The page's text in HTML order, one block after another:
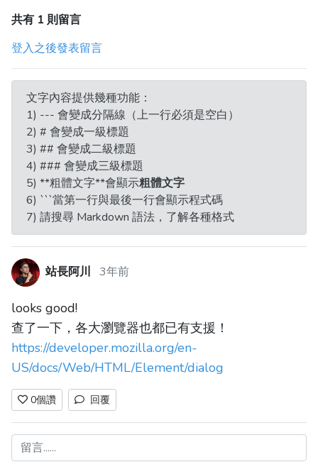
共有 1 則留言
登入之後發表留言
文字內容提供幾種功能：
1) --- 會變成分隔線（上一行必須是空白）
2) # 會變成一級標題
3) ## 會變成二級標題
4) ### 會變成三級標題
5) **粗體文字**會顯示粗體文字
6) ```當第一行與最後一行會顯示程式碼
7) 請搜尋 Markdown 語法，了解各種格式
站長阿川 3年前
looks good!
查了一下，各大瀏覽器也都已有支援！
https://developer.mozilla.org/en-
US/docs/Web/HTML/Element/dialog
0個讚 回覆
留言......